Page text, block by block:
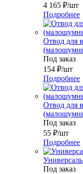
4 165 ₽/шт
Подробнее
Отвод для
Под заказ
154 ₽/шт
Подробнее
Отвод для
Под заказ
55 ₽/шт
Подробнее
Под заказ